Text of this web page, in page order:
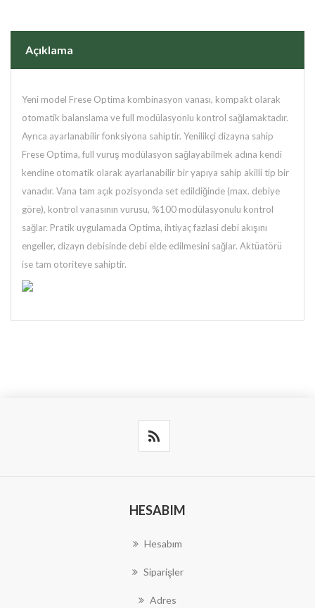
Açıklama
Yeni model Frese Optima kombinasyon vanası, kompakt olarak
otomatik balanslama ve full modülasyonlu kontrol sağlamaktadır.
Ayrıca ayarlanabilir fonksiyona sahiptir. Yenilikçi dizayna sahip
Frese Optima, full vuruş modülasyon sağlayabilmek adına kendi
kendine otomatik olarak ayarlanabilir bir yapıya sahip akilli tip bir
vanadır. Vana tam açık pozisyonda set edildiğinde (max. debiye
göre), kontrol vanasının vurusu, %100 modülasyonulu kontrol
sağlar. Pratik uygulamada Optima, ihtiyaç fazlasi debi akışını
engeller, dizayn debisinde debi elde edilmesini sağlar. Aktüatörü
ise tam otoriteye sahiptir.
HESABIM
Hesabım
Siparişler
Adres